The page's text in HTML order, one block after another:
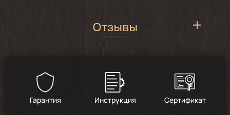
Отзывы
62
Гарантия Инструкция Сертификат